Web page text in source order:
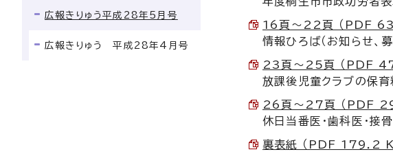
16頁～22頁 （PDF
情報ひろば（お知らせ、
23頁～25頁 （PDF
放課後児童クラブの保
26頁～27頁 （PDF
休日当番医・歯科医・接
裏表紙 （PDF 179.2
広報きりゅう平成28年5月号
広報きりゅう 平成28年4月号